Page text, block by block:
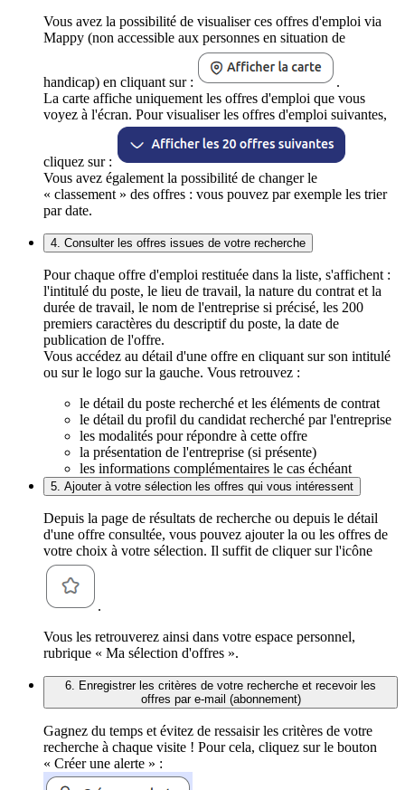
Vous avez la possibilité de visualiser ces offres d'emploi via
Mappy (non accessible aux personnes en situation de
handicap) en cliquant sur :
.
La carte affiche uniquement les offres d'emploi que vous
voyez à l'écran. Pour visualiser les offres d'emploi suivantes,
cliquez sur :
Vous avez également la possibilité de changer le
« classement » des offres : vous pouvez par exemple les trier
par date.
4. Consulter les offres issues de votre recherche
Pour chaque offre d'emploi restituée dans la liste, s'affichent :
l'intitulé du poste, le lieu de travail, la nature du contrat et la
durée de travail, le nom de l'entreprise si précisé, les 200
premiers caractères du descriptif du poste, la date de
publication de l'offre.
Vous accédez au détail d'une offre en cliquant sur son intitulé
ou sur le logo sur la gauche. Vous retrouvez :
le détail du poste recherché et les éléments de contrat
le détail du profil du candidat recherché par l'entreprise
les modalités pour répondre à cette offre
la présentation de l'entreprise (si présente)
les informations complémentaires le cas échéant
5. Ajouter à votre sélection les offres qui vous intéressent
Depuis la page de résultats de recherche ou depuis le détail
d'une offre consultée, vous pouvez ajouter la ou les offres de
votre choix à votre sélection. Il suffit de cliquer sur l'icône
.
Vous les retrouverez ainsi dans votre espace personnel,
rubrique « Ma sélection d'offres ».
6. Enregistrer les critères de votre recherche et recevoir les
offres par e-mail (abonnement)
Gagnez du temps et évitez de ressaisir les critères de votre
recherche à chaque visite ! Pour cela, cliquez sur le bouton
« Créer une alerte » :